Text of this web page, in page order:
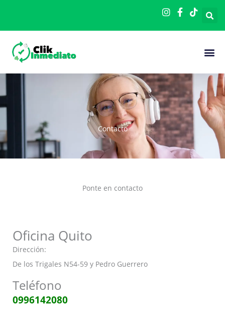
Contacto
Ponte en contacto
Oficina Quito
Dirección:
De los Trigales N54-59 y Pedro Guerrero
Teléfono
0996142080